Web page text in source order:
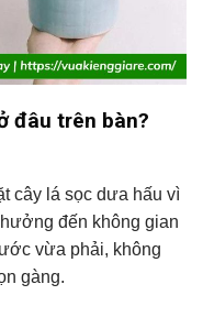
đâu trên bàn?
cây lá sọc dưa hấu vì
đến không gian
vừa phải, không
gàng.